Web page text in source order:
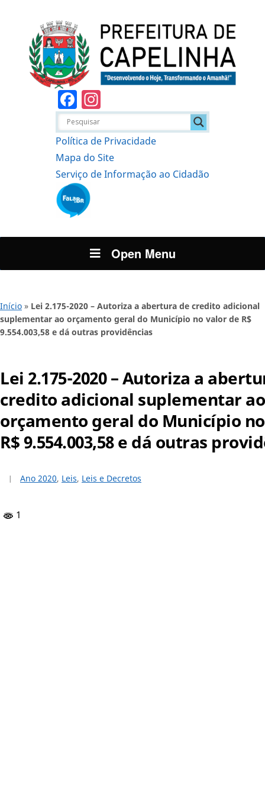
Facebook
Política de Privacidade
Mapa do Site
Serviço de Informação ao Cidadão
Open Menu
Início » Lei 2.175-2020 – Autoriza a abertura de credito adicional
suplementar ao orçamento geral do Município no valor de R$
9.554.003,58 e dá outras providências
Lei 2.175-2020 – Autoriza a
credito adicional suplementar ao
orçamento geral do Município
R$ 9.554.003,58 e dá outras
Ano 2020, Leis, Leis e Decretos
1